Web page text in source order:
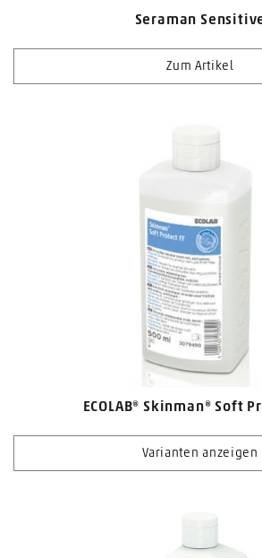
Seraman
Zum Artikel
ECOLAB® Skinman® Soft
Varianten anzeigen